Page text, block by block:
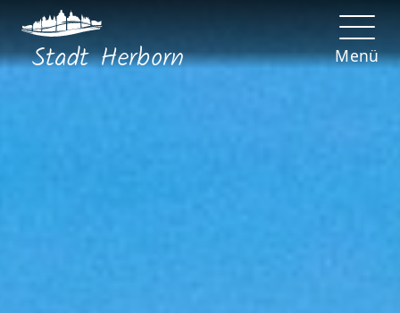
StadtHerborn Menü